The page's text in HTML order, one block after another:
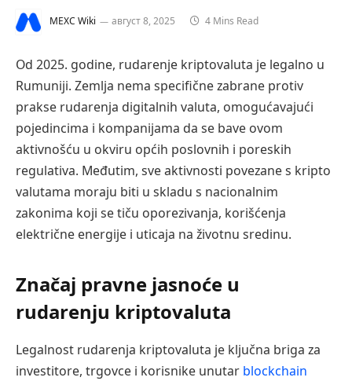
MEXC Wiki август 8, 2025 4 Mins Read
Od 2025. godine, rudarenje kriptovaluta je legalno u
Rumuniji. Zemlja nema specifične zabrane protiv
prakse rudarenja digitalnih valuta, omogućavajući
pojedincima i kompanijama da se bave ovom
aktivnošću u okviru općih poslovnih i poreskih
regulativa. Međutim, sve aktivnosti povezane s kripto
valutama moraju biti u skladu s nacionalnim
zakonima koji se tiču oporezivanja, korišćenja
električne energije i uticaja na životnu sredinu.
Značaj pravne jasnoće u
rudarenju kriptovaluta
Legalnost rudarenja kriptovaluta je ključna briga za
investitore, trgovce i korisnike unutar blockchain